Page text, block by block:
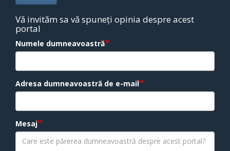
Vă invităm sa vă spuneți opinia despre acest
portal
Numele dumneavoastră
Adresa dumneavoastră de e-mail
Mesaj